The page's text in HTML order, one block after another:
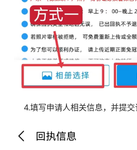
4.填写申请人相关信息，并提交